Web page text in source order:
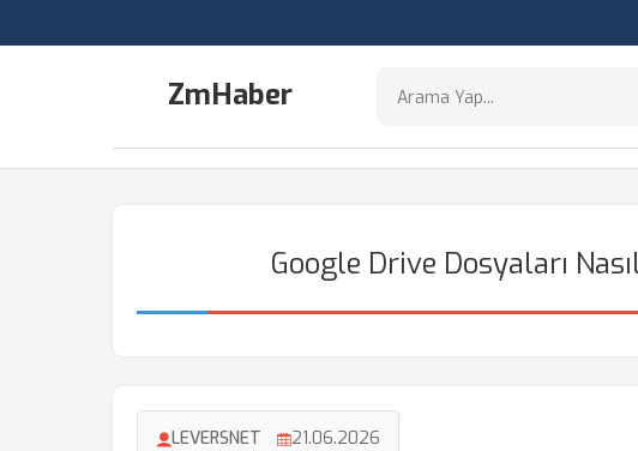
ZmHaber
Google Drive Dosyaları
LEVERSNET 21.06.2026